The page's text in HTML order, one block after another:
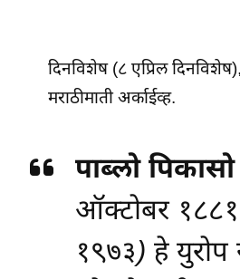
दिनविशेष (८ एप्रिल दिनविशेष),
मराठीमाती अर्काईव्ह.
पाब्लो पिकासो
ऑक्टोबर १८८१
१९७३) हे